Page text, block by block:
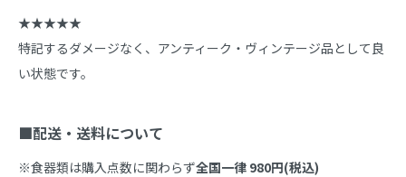
★★★★★
特記するダメージなく、アンティーク・ヴィンテージ品として良
い状態です。
■配送・送料について
※食器類は購入点数に関わらず全国一律 980円(税込)